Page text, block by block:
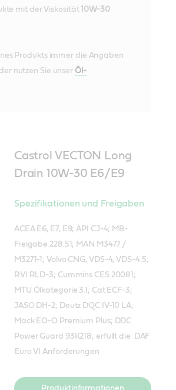
mit der Viskosität10W-30
Produkts immer die Angaben
nutzen Sie unser Öl-
Castrol VECTON Long
Drain 10W-30 E6/E9
Spezifikationen und Freigaben
ACEA E6, E7, E9; API CJ-4; MB-
Freigabe 228.51; MAN M3477 /
M3271-1; Volvo CNG, VDS-4, VDS-4.5;
RVI RLD-3; Cummins CES 20081;
MTU Ölkategorie 3.1; Cat ECF-3;
JASO DH-2; Deutz DQC IV-10 LA;
Mack EO-O Premium Plus; DDC
Power Guard 93K218; erfüllt die DAF
Euro VI Anforderungen
Produktinformationen